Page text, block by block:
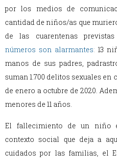
por los medios de
cantidad de niños/as que
de las cuarentenas
números son alarmantes: 13
manos de sus padres,
suman 1.700 delitos sexuales
de enero a octubre de 2020.
menores de 11 años.
El fallecimiento de un niño
contexto social que deja a
cuidados por las familias, el